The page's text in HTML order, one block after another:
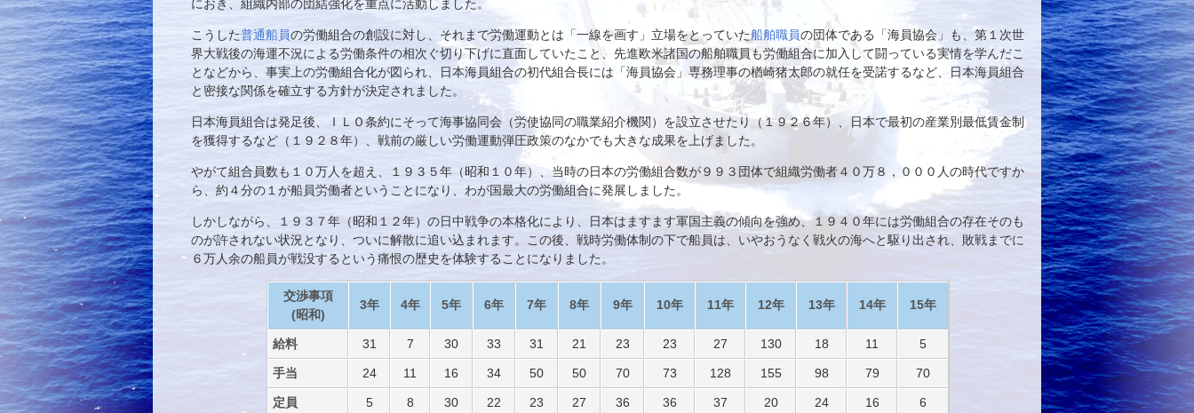
におき、組織内部の団結強化を重点に活動しました。
こうした普通船員の労働組合の創設に対し、それまで労働運動とは「一線を画す」立場をとっていた船舶職員の団体である「海員協会」も、第１次世
界大戦後の海運不況による労働条件の相次ぐ切り下げに直面していたこと、先進欧米諸国の船舶職員も労働組合に加入して闘っている実情を学んだこ
となどから、事実上の労働組合化が図られ、日本海員組合の初代組合長には「海員協会」専務理事の楢崎猪太郎の就任を受諾するなど、日本海員組合
と密接な関係を確立する方針が決定されました。
日本海員組合は発足後、ＩＬＯ条約にそって海事協同会（労使協同の職業紹介機関）を設立させたり（１９２６年）、日本で最初の産業別最低賃金制
を獲得するなど（１９２８年）、戦前の厳しい労働運動弾圧政策のなかでも大きな成果を上げました。
やがて組合員数も１０万人を超え、１９３５年（昭和１０年）、当時の日本の労働組合数が９９３団体で組織労働者４０万８，０００人の時代ですか
ら、約４分の１が船員労働者ということになり、わが国最大の労働組合に発展しました。
しかしながら、１９３７年（昭和１２年）の日中戦争の本格化により、日本はますます軍国主義の傾向を強め、１９４０年には労働組合の存在そのも
のが許されない状況となり、ついに解散に追い込まれます。この後、戦時労働体制の下で船員は、いやおうなく戦火の海へと駆り出され、敗戦までに
６万人余の船員が戦没するという痛恨の歴史を体験することになりました。
交渉事項
(昭和)
3年 4年 5年 6年 7年 8年 9年 10年 11年 12年 13年 14年 15年
給料 31 7 30 33 31 21 23 23 27 130 18 11 5
手当 24 11 16 34 50 50 70 73 128 155 98 79 70
定員 5 8 30 22 23 27 36 36 37 20 24 16 6